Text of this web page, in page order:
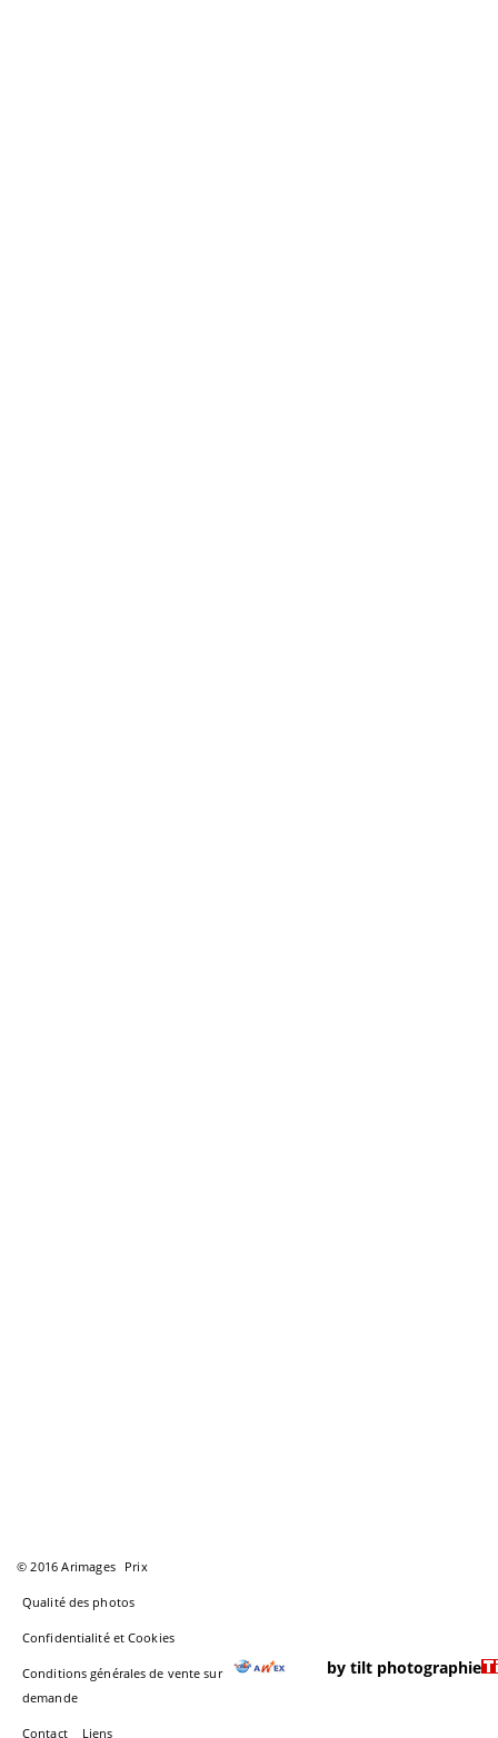
© 2016 Arimages Prix
Qualité des photos
Confidentialité et Cookies
Conditions générales de vente sur
demande
Contact Liens
by tilt photographie